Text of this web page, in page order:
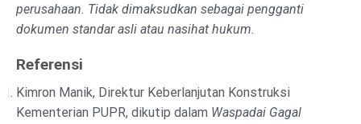
perusahaan. Tidak dimaksudkan sebagai pengganti
dokumen standar asli atau nasihat hukum.
Referensi
Kimron Manik, Direktur Keberlanjutan Konstruksi
Kementerian PUPR, dikutip dalam Waspadai Gagal